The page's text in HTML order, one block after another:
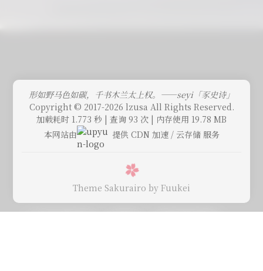
形如野马色如碳，千书木兰太上权。——seyi「豕史诗」
Copyright © 2017-2026 lzusa All Rights Reserved.
加载耗时 1.773 秒 | 查询 93 次 | 内存使用 19.78 MB
本网站由
提供 CDN 加速 / 云存储 服务
Theme Sakurairo by Fuukei